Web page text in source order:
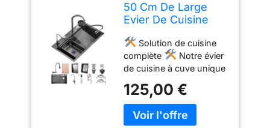
50 Cm De Large
Evier De Cuisine
Evier Multifonction
Inoxydable Avec
Robinet, Évier
Affichage
Numérique, Evier
De Cuisine Nano
Raindance Noir 1
Solution de cuisine
complète
Notre évier
de cuisine à cuve unique
mm de profondeur,
parfait pour accueillir de
grandes casseroles et
125,00 €